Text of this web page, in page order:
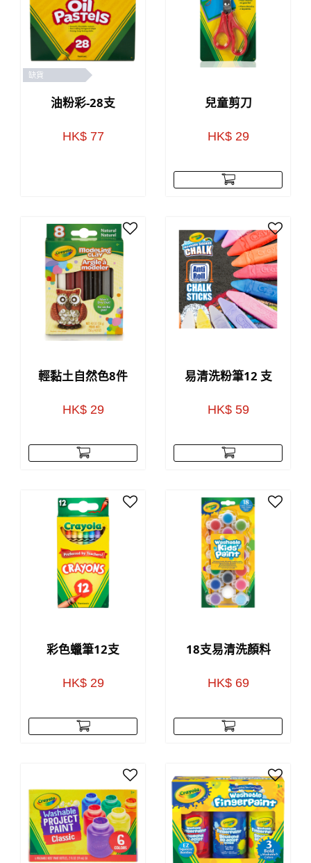
缺貨
油粉彩-28支
HK$ 77
兒童剪刀
HK$ 29
輕黏土自然色8件
HK$ 29
易清洗粉筆12 支
HK$ 59
彩色蠟筆12支
HK$ 29
18支易清洗顏料
HK$ 69